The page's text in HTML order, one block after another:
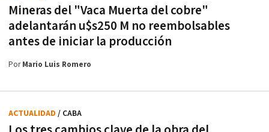
Mineras del "Vaca Muerta del cobre"
adelantarán u$s250 M no reembolsables
antes de iniciar la producción
PorMario Luis Romero
ACTUALIDAD / CABA